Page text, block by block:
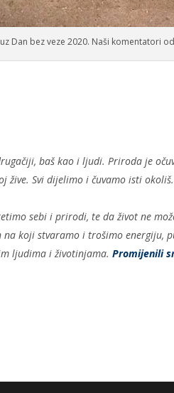
Dan bez veze 2020. Naši komentatori
baš kao i ljudi. Priroda je
žive. Svi dijelimo i čuvamo isti okoliš.
sebi i prirodi, te da život ne
koji stvaramo i trošimo energiju,
ljudima i životinjama.Promijenili